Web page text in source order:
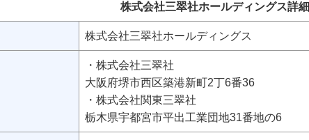
株式会社三翠社ホールディングス詳細
株式会社三翠社ホールディングス
・株式会社三翠社
大阪府堺市西区築港新町2丁6番36
・株式会社関東三翠社
栃木県宇都宮市平出工業団地31番地の6